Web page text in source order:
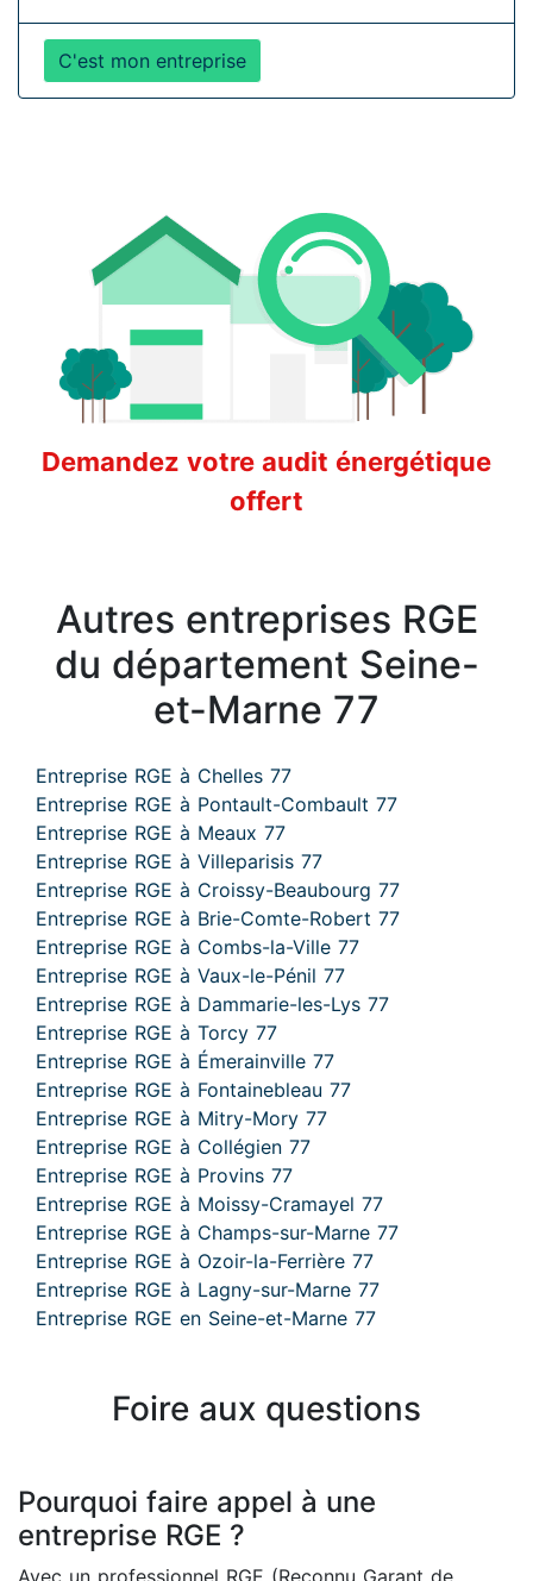
C'est mon entreprise
Demandez votre audit énergétique
offert
Autres entreprises RGE
du département Seine-
et-Marne 77
Entreprise RGE à Chelles 77
Entreprise RGE à Pontault-Combault 77
Entreprise RGE à Meaux 77
Entreprise RGE à Villeparisis 77
Entreprise RGE à Croissy-Beaubourg 77
Entreprise RGE à Brie-Comte-Robert 77
Entreprise RGE à Combs-la-Ville 77
Entreprise RGE à Vaux-le-Pénil 77
Entreprise RGE à Dammarie-les-Lys 77
Entreprise RGE à Torcy 77
Entreprise RGE à Émerainville 77
Entreprise RGE à Fontainebleau 77
Entreprise RGE à Mitry-Mory 77
Entreprise RGE à Collégien 77
Entreprise RGE à Provins 77
Entreprise RGE à Moissy-Cramayel 77
Entreprise RGE à Champs-sur-Marne 77
Entreprise RGE à Ozoir-la-Ferrière 77
Entreprise RGE à Lagny-sur-Marne 77
Entreprise RGE en Seine-et-Marne 77
Foire aux questions
Pourquoi faire appel à une
entreprise RGE ?
Avec un professionnel RGE (Reconnu Garant de